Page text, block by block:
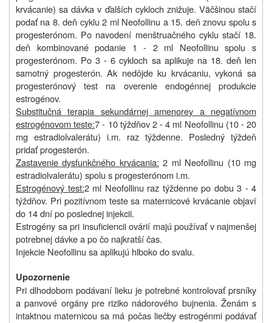
krvácanie) sa dávka v ďalších cykloch znižuje. Väčšinou stačí
podať na 8. deň cyklu 2 ml Neofollinu a 15. deň znovu spolu s
progesterónom. Po navodení menštruačného cyklu stačí 18.
deň kombinované podanie 1 - 2 ml Neofollinu spolu s
progesterónom. Po 3 - 6 cykloch sa aplikuje na 18. deň len
samotný progesterón. Ak nedôjde ku krvácaniu, vykoná sa
progesterónový test na overenie endogénnej produkcie
estrogénov.
Substitučná terapia sekundárnej amenorey a negatívnom
estrogénovom teste:7 - 10 týždňov 2 - 4 ml Neofollinu (10 - 20
mg estradiolvalerátu) i.m. raz týždenne. Posledný týždeň
pridať progesterón.
Zastavenie dysfunkčného krvácania: 2 ml Neofollinu (10 mg
estradiolvalerátu) spolu s progesterónom i.m.
Estrogénový test:2 ml Neofollinu raz týždenne po dobu 3 - 4
týždňov. Pri pozitívnom teste sa maternicové krvácanie objaví
do 14 dní po poslednej injekcii.
Estrogény sa pri insuficiencii ovárií majú používať v najmenšej
potrebnej dávke a po čo najkratší čas.
Injekcie Neofollinu sa aplikujú hlboko do svalu.
Upozornenie
Pri dlhodobom podávaní lieku je potrebné kontrolovať prsníky
a panvové orgány pre riziko nádorového bujnenia. Ženám s
intaktnou maternicou sa má počas liečby estrogénmi podávať